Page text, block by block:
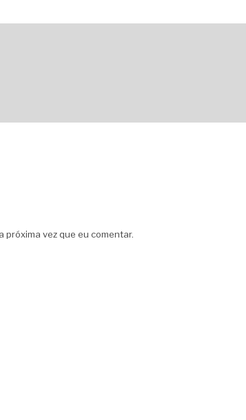
vez que eu comentar.